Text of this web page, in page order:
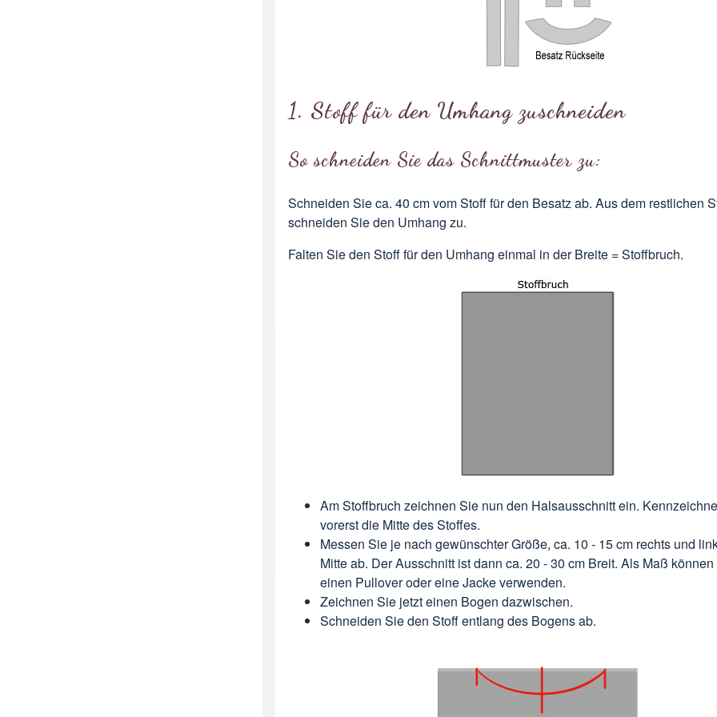
1. Stoff für den Umhang zuschneiden
So schneiden Sie das Schnittmuster zu:
Schneiden Sie ca. 40 cm vom Stoff für den Besatz ab. Aus dem restlichen
schneiden Sie den Umhang zu.
Falten Sie den Stoff für den Umhang einmal in der Breite = Stoffbruch.
Am Stoffbruch zeichnen Sie nun den Halsausschnitt ein.
vorerst die Mitte des Stoffes.
Messen Sie je nach gewünschter Größe, ca. 10 - 15 cm rechts und
Mitte ab. Der Ausschnitt ist dann ca. 20 - 30 cm Breit. Als Maß
einen Pullover oder eine Jacke verwenden.
Zeichnen Sie jetzt einen Bogen dazwischen.
Schneiden Sie den Stoff entlang des Bogens ab.